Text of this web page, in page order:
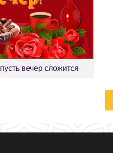
вечер сложится